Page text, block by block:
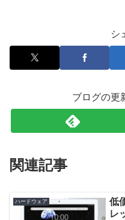
シ
ブログの更
関連記事
ハードウェア
低
レ